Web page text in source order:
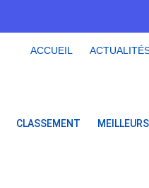
ACCUEIL
CLASSEMENT